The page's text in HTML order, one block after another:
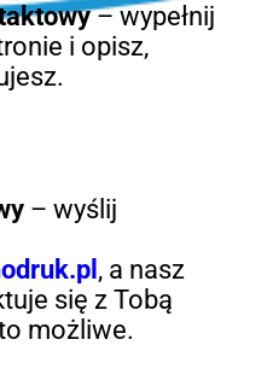
– wypełnij
i opisz,
– wyślij
, a nasz
się z Tobą
możliwe.